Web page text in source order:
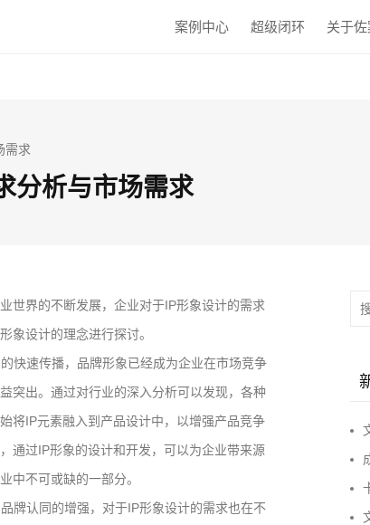
案例中心 超级闭环 关于
需求
分析与市场需求
世界的不断发展，企业对于IP形象设计的需求
象设计的理念进行探讨。
快速传播，品牌形象已经成为企业在市场竞争
突出。通过对行业的深入分析可以发现，各种
将IP元素融入到产品设计中，以增强产品竞争
通过IP形象的设计和开发，可以为企业带来源
中不可或缺的一部分。
牌认同的增强，对于IP形象设计的需求也在不